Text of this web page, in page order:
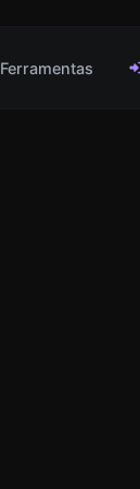
Ferramentas